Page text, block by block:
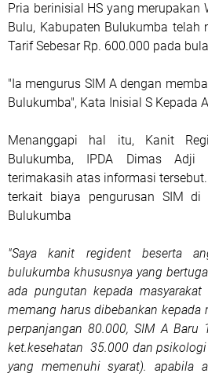
Pria berinisial HS yang merupakan
Bulu, Kabupaten Bulukumba telah
Tarif Sebesar Rp. 600.000 pada
"Ia mengurus SIM A dengan
Bulukumba", Kata Inisial S Kepada
Menanggapi hal itu, Kanit
Bulukumba, IPDA Dimas Adji
terimakasih atas informasi
terkait biaya pengurusan SIM di
Bulukumba
"Saya kanit regident beserta
bulukumba khususnya yang
ada pungutan kepada
memang harus dibebankan kepada
perpanjangan 80.000, SIM A Baru
ket.kesehatan 35.000 dan
yang memenuhi syarat). apabila